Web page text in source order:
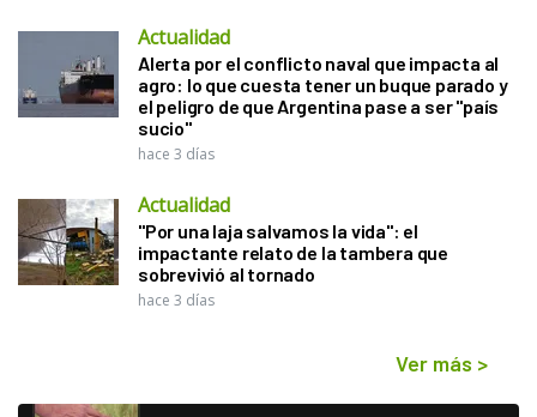
Actualidad
Alerta por el conflicto naval que impacta al
agro: lo que cuesta tener un buque parado y
el peligro de que Argentina pase a ser "país
sucio"
hace 3 días
Actualidad
"Por una laja salvamos la vida": el
impactante relato de la tambera que
sobrevivió al tornado
hace 3 días
Ver más >